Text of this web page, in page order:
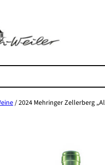
/ 2024 Mehringer Zellerberg